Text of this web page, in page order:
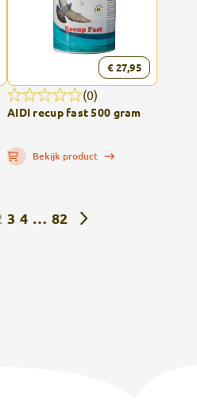
€ 27,95
(0)
AIDI recup fast 500 gram
Bekijk product
3 4 … 82